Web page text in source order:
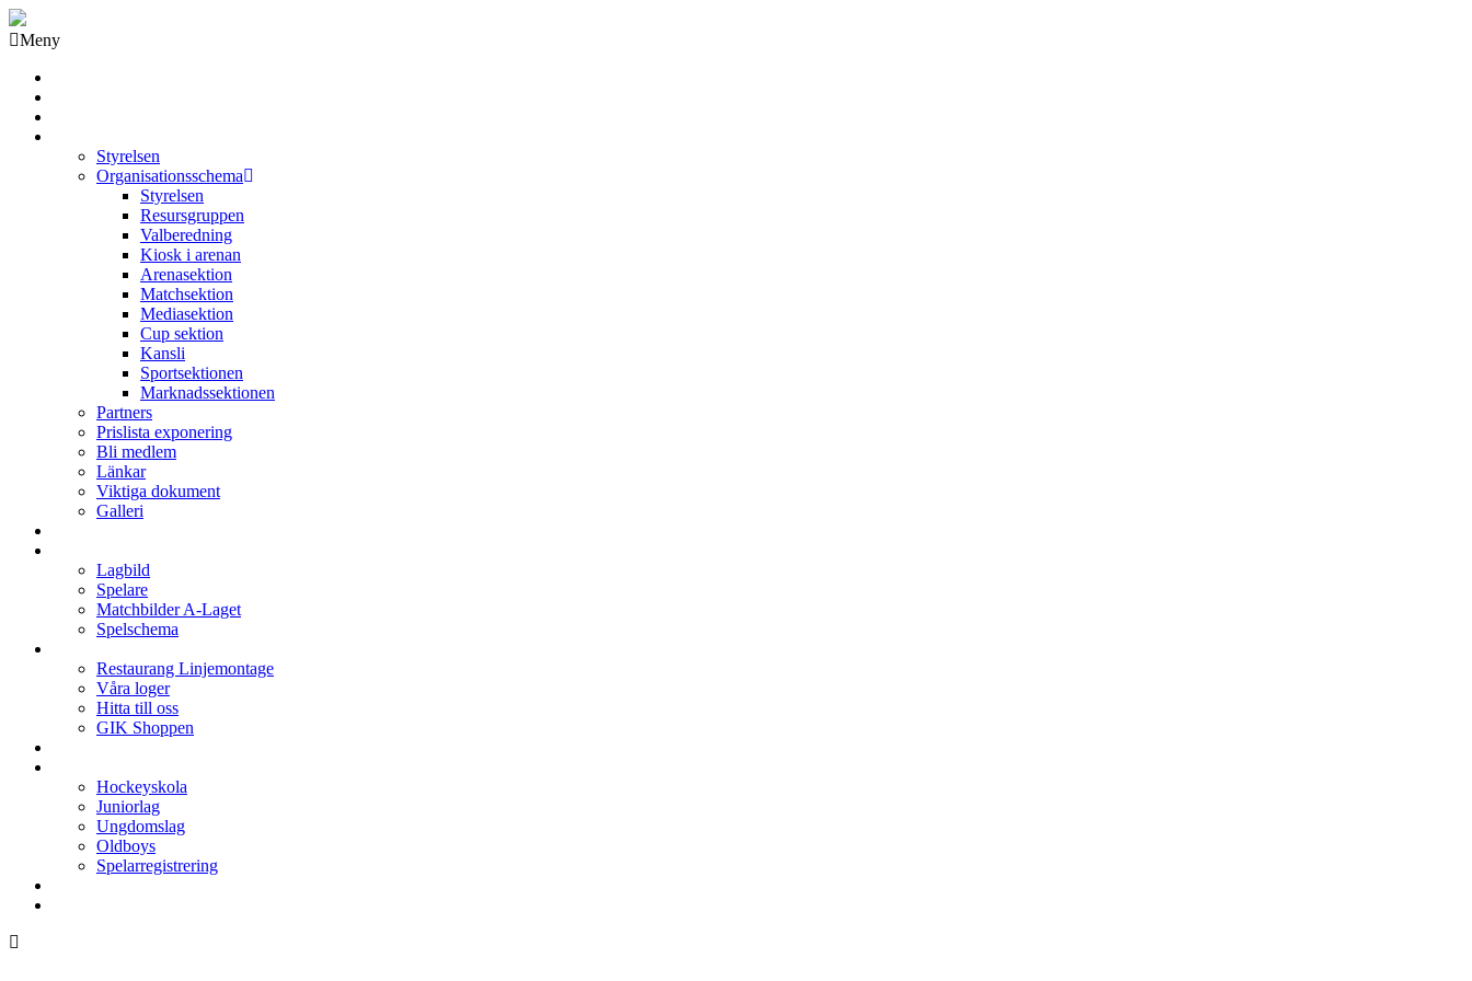
Meny
Styrelsen
Organisationsschema
Styrelsen
Resursgruppen
Valberedning
Kiosk i arenan
Arenasektion
Matchsektion
Mediasektion
Cup sektion
Kansli
Sportsektionen
Marknadssektionen
Partners
Prislista exponering
Bli medlem
Länkar
Viktiga dokument
Galleri
Lagbild
Spelare
Matchbilder A-Laget
Spelschema
Restaurang Linjemontage
Våra loger
Hitta till oss
GIK Shoppen
Hockeyskola
Juniorlag
Ungdomslag
Oldboys
Spelarregistrering